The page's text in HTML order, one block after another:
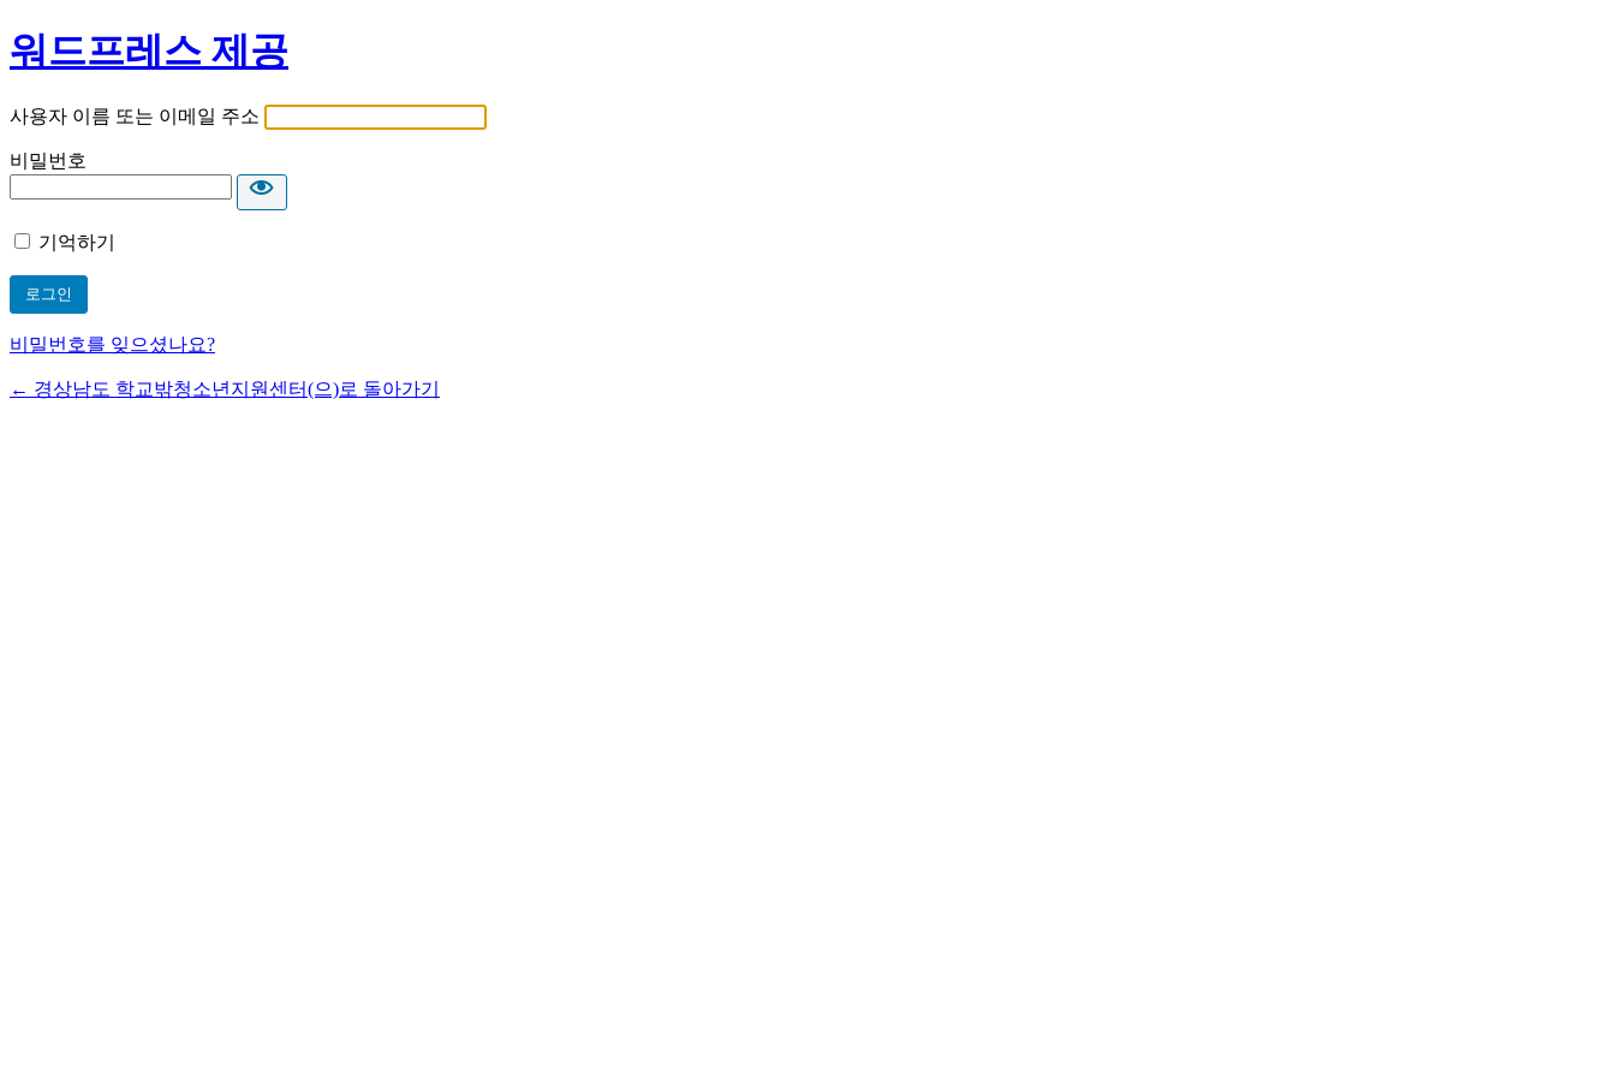
워드프레스 제공
사용자 이름 또는 이메일 주소
비밀번호
기억하기
비밀번호를 잊으셨나요?
← 경상남도 학교밖청소년지원센터(으)로 돌아가기